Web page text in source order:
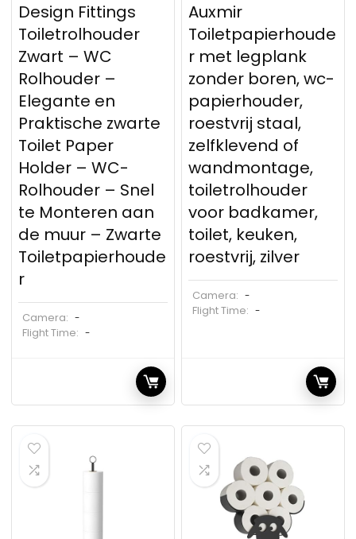
Design Fittings
Toiletrolhouder
Zwart – WC
Rolhouder –
Elegante en
Praktische zwarte
Toilet Paper
Holder – WC-
Rolhouder – Snel
te Monteren aan
de muur – Zwarte
Toiletpapierhoude
r
Camera: -
Flight Time: -
Auxmir
Toiletpapierhoude
r met legplank
zonder boren, wc-
papierhouder,
roestvrij staal,
zelfklevend of
wandmontage,
toiletrolhouder
voor badkamer,
toilet, keuken,
roestvrij, zilver
Camera: -
Flight Time: -